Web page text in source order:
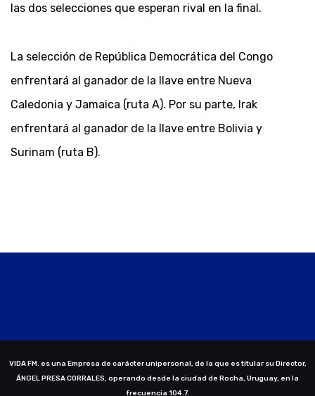
las dos selecciones que esperan rival en la final.
La selección de República Democrática del Congo
enfrentará al ganador de la llave entre Nueva
Caledonia y Jamaica (ruta A). Por su parte, Irak
enfrentará al ganador de la llave entre Bolivia y
Surinam (ruta B).
VIDA FM. es una Empresa de carácter unipersonal, de la que es titular su Director,
ÁNGEL PRESA CORRALES, operando desde la ciudad de Rocha, Uruguay, en la
frecuencia 104.7.